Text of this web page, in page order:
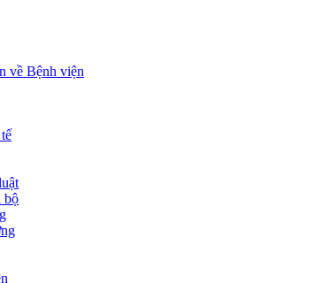
về Bệnh viện
bộ